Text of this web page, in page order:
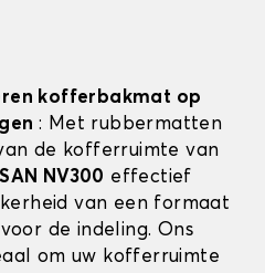
kofferbakmat op
: Met rubbermatten
de kofferruimte van
NV300 effectief
van een formaat
de indeling. Ons
om uw kofferruimte